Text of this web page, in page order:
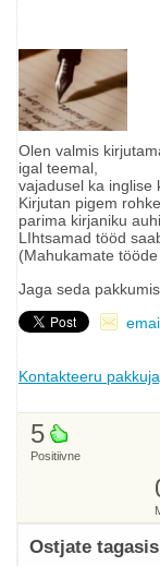
Olen valmis
igal teemal,
vajadusel ka inglise
Kirjutan pigem
parima kirjaniku
LIhtsamad tööd
(Mahukamate
Jaga seda
Kontakteeru
5
Positiivne
Ostjate